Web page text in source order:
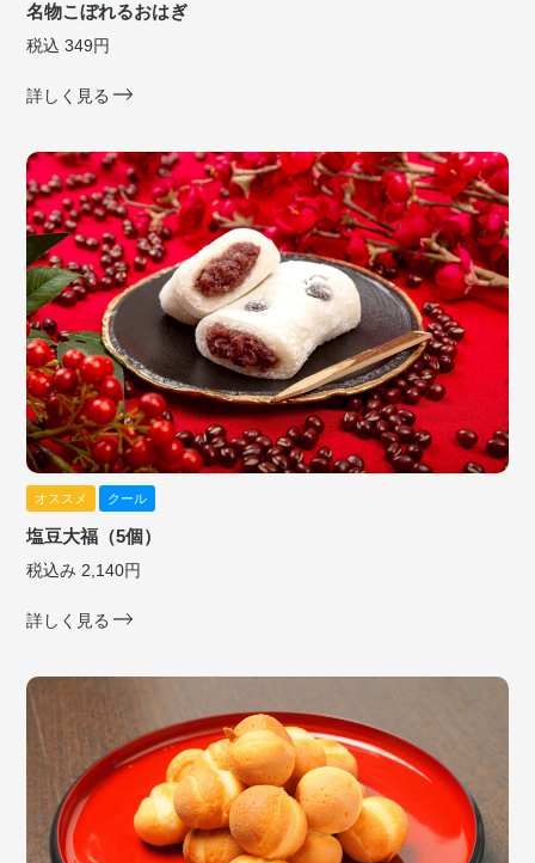
名物こぼれるおはぎ
税込 349円
詳しく見る
オススメ クール
塩豆大福（5個）
税込み 2,140円
詳しく見る